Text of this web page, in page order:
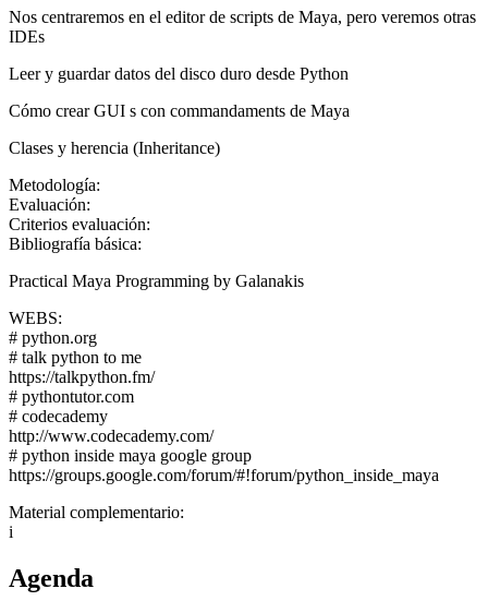
Nos centraremos en el editor de scripts de Maya, pero veremos otras
IDEs
Leer y guardar datos del disco duro desde Python
Cómo crear GUI s con commandaments de Maya
Clases y herencia (Inheritance)
Metodología:
Evaluación:
Criterios evaluación:
Bibliografía básica:
Practical Maya Programming by Galanakis
WEBS:
# python.org
# talk python to me
https://talkpython.fm/
# pythontutor.com
# codecademy
http://www.codecademy.com/
# python inside maya google group
https://groups.google.com/forum/#!forum/python_inside_maya
Material complementario:
i
Agenda